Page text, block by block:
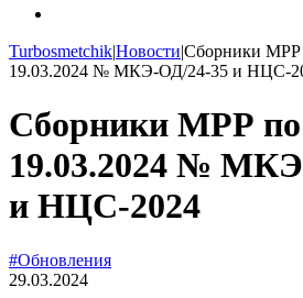
Turbosmetchik|Новости|Сборники МРР
19.03.2024 № МКЭ-ОД/24-35 и НЦС-
Сборники МРР по
19.03.2024 №
и НЦС-2024
#Обновления
29.03.2024